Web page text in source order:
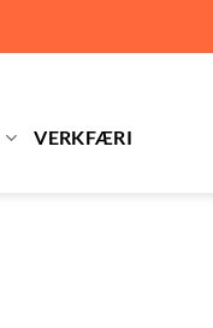
VERKFÆRI